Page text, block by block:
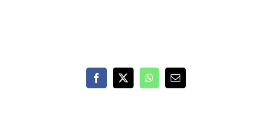
Facebook
X WhatsApp
E-